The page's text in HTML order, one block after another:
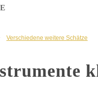
Verschiedene weitere Schätze